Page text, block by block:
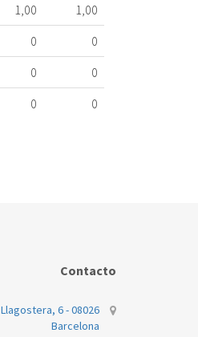
1,00
1,00
0
0
0
0
0 0
Contacto
Llagostera, 6 - 08026
Barcelona